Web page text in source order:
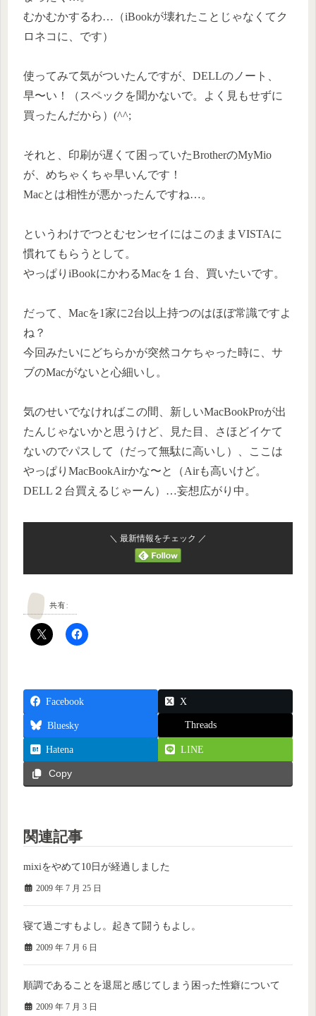
むかむかするわ…（iBookが壊れたことじゃなくてク
ロネコに、です）
使ってみて気がついたんですが、DELLのノート、
早〜い！（スペックを聞かないで。よく見もせずに
買ったんだから）(^^;
それと、印刷が遅くて困っていたBrotherのMyMio
が、めちゃくちゃ早いんです！
Macとは相性が悪かったんですね…。
というわけでつとむセンセイにはこのままVISTAに
慣れてもらうとして。
やっぱりiBookにかわるMacを１台、買いたいです。
だって、Macを1家に2台以上持つのはほぼ常識ですよ
ね？
今回みたいにどちらかが突然コケちゃった時に、サ
ブのMacがないと心細いし。
気のせいでなければこの間、新しいMacBookProが出
たんじゃないかと思うけど、見た目、さほどイケて
ないのでパスして（だって無駄に高いし）、ここは
やっぱりMacBookAirかな〜と（Airも高いけど。
DELL２台買えるじゃーん）…妄想広がり中。
＼ 最新情報をチェック ／
共有:
Facebook X
Bluesky Threads
Hatena LINE
Copy
関連記事
mixiをやめて10日が経過しました
2009 年 7 月 25 日
寝て過ごすもよし。起きて闘うもよし。
2009 年 7 月 6 日
順調であることを退屈と感じてしまう困った性癖について
2009 年 7 月 3 日